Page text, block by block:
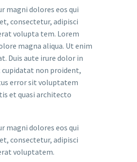
magni dolores eos qui
consectetur, adipisci
volupta tem. Lorem
magna aliqua. Ut enim
Duis aute irure dolor in
non proident,
error sit voluptatem
et quasi architecto
magni dolores eos qui
consectetur, adipisci
voluptatem.